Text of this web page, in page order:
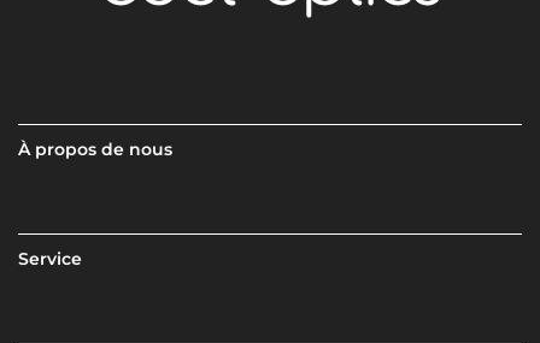
À propos de nous
Service